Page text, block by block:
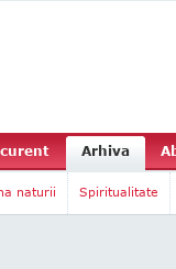
Arhiva
naturii Spiritualitate